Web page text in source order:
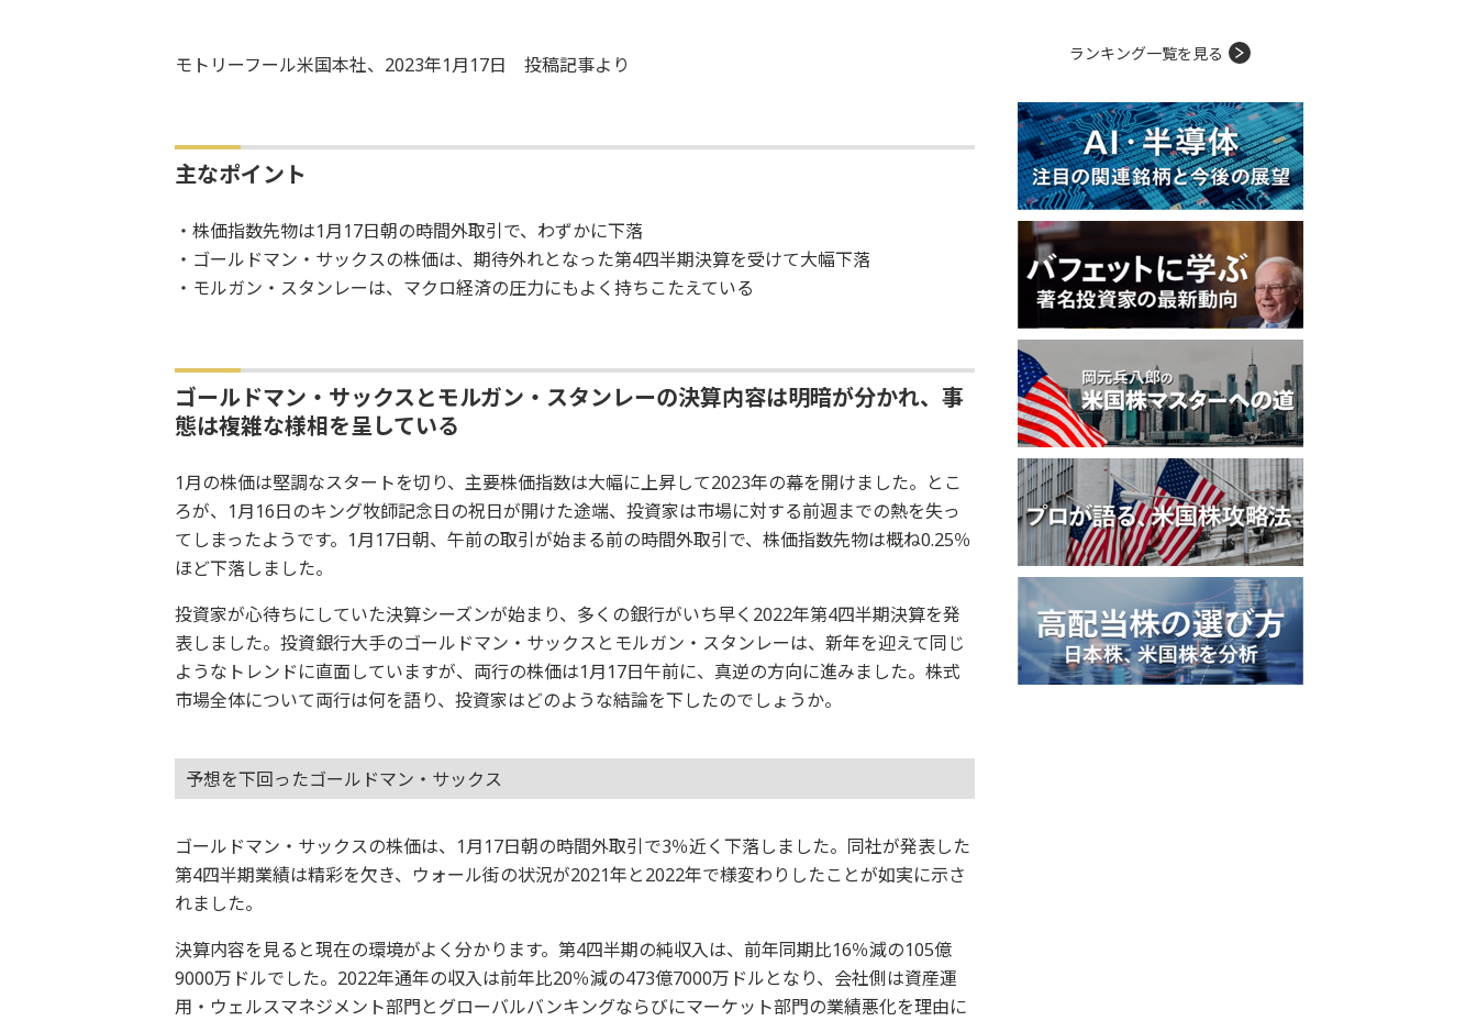
モトリーフール米国本社、2023年1月17日 投稿記事より
主なポイント
・株価指数先物は1月17日朝の時間外取引で、わずかに下落
・ゴールドマン・サックスの株価は、期待外れとなった第4四半期決算を受けて大幅下落
・モルガン・スタンレーは、マクロ経済の圧力にもよく持ちこたえている
ゴールドマン・サックスとモルガン・スタンレーの決算内容は明暗が分かれ、事
態は複雑な様相を呈している
1月の株価は堅調なスタートを切り、主要株価指数は大幅に上昇して2023年の幕を開けました。とこ
ろが、1月16日のキング牧師記念日の祝日が開けた途端、投資家は市場に対する前週までの熱を失っ
てしまったようです。1月17日朝、午前の取引が始まる前の時間外取引で、株価指数先物は概ね0.25％
ほど下落しました。
投資家が心待ちにしていた決算シーズンが始まり、多くの銀行がいち早く2022年第4四半期決算を発
表しました。投資銀行大手のゴールドマン・サックスとモルガン・スタンレーは、新年を迎えて同じ
ようなトレンドに直面していますが、両行の株価は1月17日午前に、真逆の方向に進みました。株式
市場全体について両行は何を語り、投資家はどのような結論を下したのでしょうか。
予想を下回ったゴールドマン・サックス
ゴールドマン・サックスの株価は、1月17日朝の時間外取引で3％近く下落しました。同社が発表した
第4四半期業績は精彩を欠き、ウォール街の状況が2021年と2022年で様変わりしたことが如実に示さ
れました。
決算内容を見ると現在の環境がよく分かります。第4四半期の純収入は、前年同期比16％減の105億
9000万ドルでした。2022年通年の収入は前年比20％減の473億7000万ドルとなり、会社側は資産運
用・ウェルスマネジメント部門とグローバルバンキングならびにマーケット部門の業績悪化を理由に
ランキング一覧を見る